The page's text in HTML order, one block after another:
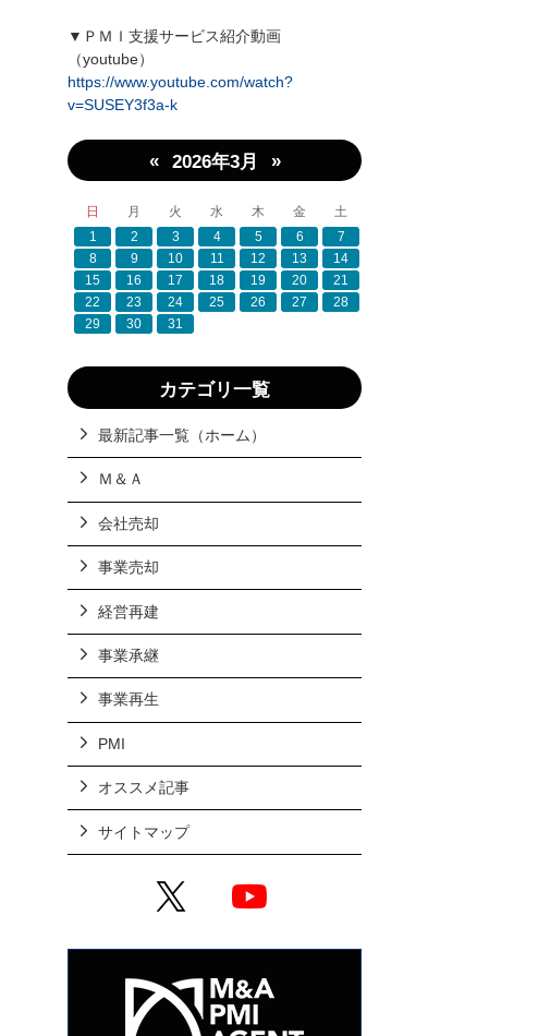
▼ＰＭＩ支援サービス紹介動画
（youtube）
https://www.youtube.com/watch?
v=SUSEY3f3a-k
« 2026年3月 »
日 月 火 水 木 金
土
1
2 3 4 5 6
7
8
9 10 11 12 13
14
15
16 17 18 19 20
21
22
23 24 25 26 27
28
29
30 31
カテゴリ一覧
最新記事一覧（ホーム）
Ｍ＆Ａ
会社売却
事業売却
経営再建
事業承継
事業再生
PMI
オススメ記事
サイトマップ
X